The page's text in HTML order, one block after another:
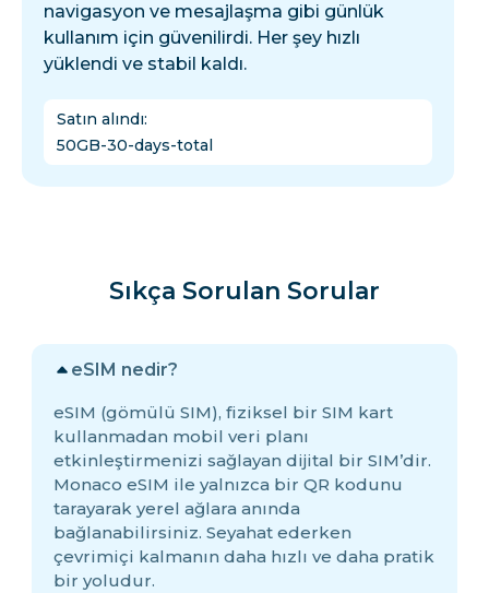
navigasyon ve mesajlaşma gibi günlük
kullanım için güvenilirdi. Her şey hızlı
yüklendi ve stabil kaldı.
Satın alındı:
50GB-30-days-total
Sıkça Sorulan Sorular
eSIM nedir?
eSIM (gömülü SIM), fiziksel bir SIM kart
kullanmadan mobil veri planı
etkinleştirmenizi sağlayan dijital bir SIM’dir.
Monaco eSIM ile yalnızca bir QR kodunu
tarayarak yerel ağlara anında
bağlanabilirsiniz. Seyahat ederken
çevrimiçi kalmanın daha hızlı ve daha pratik
bir yoludur.